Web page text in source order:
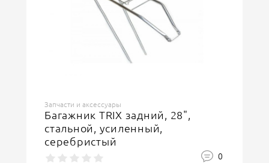
Запчасти и аксессуары
Багажник TRIX задний, 28",
стальной, усиленный,
серебристый
0